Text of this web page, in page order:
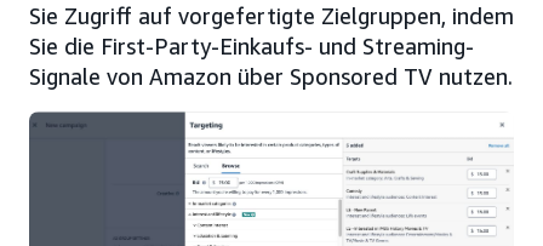
Sie Zugriff auf vorgefertigte Zielgruppen, indem
Sie die First-Party-Einkaufs- und Streaming-
Signale von Amazon über Sponsored TV nutzen.